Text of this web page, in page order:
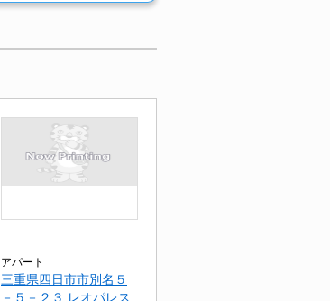
アパート
三重県四日市市別名５
－５－２３ レオパレス